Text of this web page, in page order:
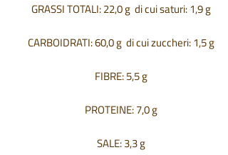
GRASSI TOTALI: 22,0 g di cui saturi: 1,9 g
CARBOIDRATI: 60,0 g di cui zuccheri: 1,5 g
FIBRE: 5,5 g
PROTEINE: 7,0 g
SALE: 3,3 g